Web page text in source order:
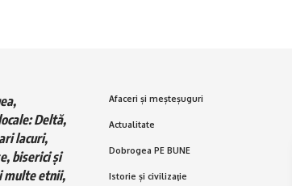
Deltă,
lacuri,
biserici și
multe etnii,
Afaceri și meșteșuguri
Actualitate
Dobrogea PE BUNE
Istorie și civilizaţie